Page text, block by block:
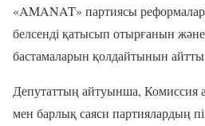
«AMANAT» партиясы
белсенді қатысып отырғанын
бастамаларын қолдайтынын
Депутаттың айтуынша, Комиссия
мен барлық саяси партиялардың